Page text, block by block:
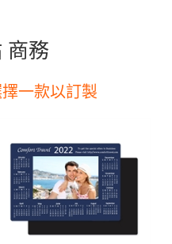
商務
一款以訂製